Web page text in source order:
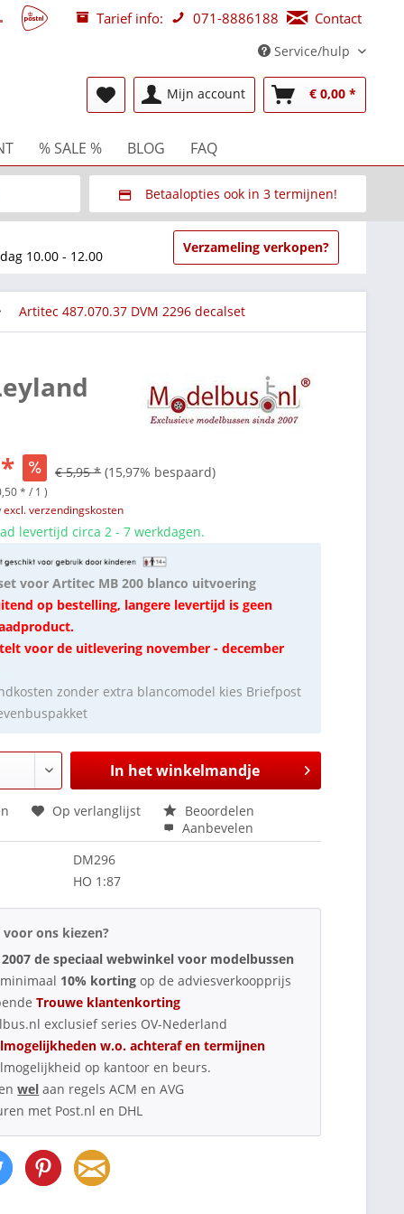
Tarief info: 071-8886188 Contact
Service/hulp
Mijn account € 0,00 *
% SALE % BLOG FAQ
Betaalopties ook in 3 termijnen!
Via Multisafepay (veilig via SSL)
10.00 - 12.00
Verzameling verkopen?
Artitec 487.070.37 DVM 2296 decalset
€ 5,95 * (15,97% bespaard)
* / 1 )
excl. verzendingskosten
levertijd circa 2 - 7 werkdagen.
voor Artitec MB 200 blanco uitvoering
op bestelling, langere levertijd is geen
voor de uitlevering november - december
zonder extra blancomodel kies Briefpost
In het winkelmandje
Op verlanglijst
Beoordelen
Aanbevelen
DM296
HO 1:87
ons kiezen?
2007 de speciaal webwinkel voor modelbussen
10% kortingop de adviesverkoopprijs
Trouwe klantenkorting
exclusief series OV-Nederland
w.o. achteraf en termijnen
op kantoor en beurs.
wel aan regels ACM en AVG
met Post.nl en DHL